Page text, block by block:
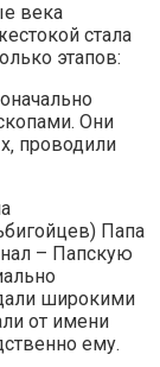
века
стала
этапов:
Они
проводили
Папа
– Папскую
широкими
от имени
ему.